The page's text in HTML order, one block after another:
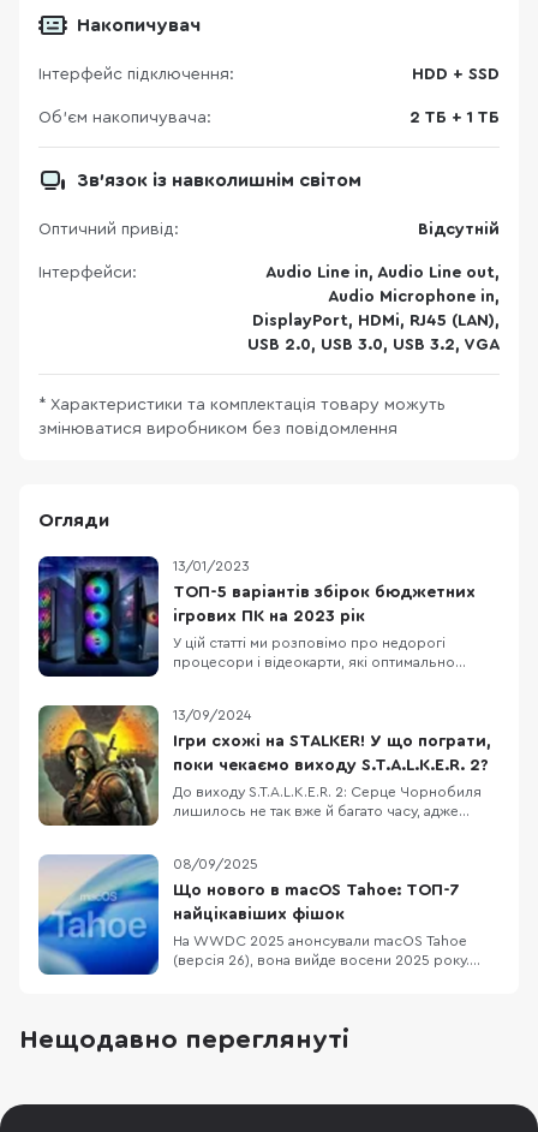
Накопичувач
Інтерфейс підключення: HDD + SSD
Об'єм накопичувача: 2 ТБ + 1 ТБ
Зв'язок із навколишнім світом
Оптичний привід: Відсутній
Інтерфейси:
Audio Line in, Audio Line out,
Audio Microphone in,
DisplayPort, HDMi, RJ45 (LAN),
USB 2.0, USB 3.0, USB 3.2, VGA
* Характеристики та комплектація товару можуть
змінюватися виробником без повідомлення
Огляди
13/01/2023
ТОП-5 варіантів збірок бюджетних
ігрових ПК на 2023 рік
У цій статті ми розповімо про недорогі
процесори і відеокарти, які оптимально
для них материнські плати, оперативну
пам'ять і блоки живлення. Отож, п'ять
конфігурацій ПК від мінімальної для
кіберспорту до ультимат
13/09/2024
Ігри схожі на STALKER! У що пограти,
поки чекаємо виходу S.T.A.L.K.E.R. 2?
До виходу S.T.A.L.K.E.R. 2: Серце Чорнобиля
лишилось не так вже й багато часу, адже
фанатів Зони, батонів та енергетиків!
Нагадаємо, що виходу нової частини STALKER
чекали протягом довгих 12 років, бо перша
дата релізу бу
08/09/2025
Що нового в macOS Tahoe: ТОП-7
найцікавіших фішок
На WWDC 2025 анонсували macOS Tahoe
(версія 26), вона вийде восени 2025 року.
та іншими системами Apple, тому “26”. Нижче
розглянемо ТОП-7 фішок цієї системи. 1.
Нещодавно переглянуті